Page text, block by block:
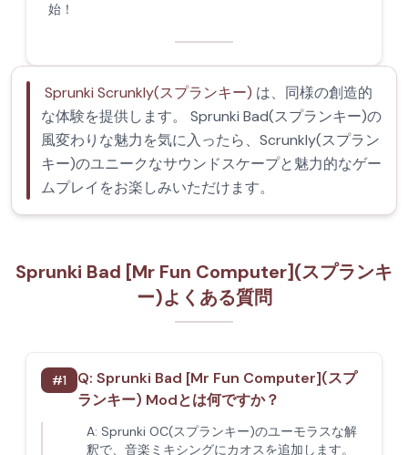
始！
Sprunki Scrunkly(スプランキー) は、同様の創造的
な体験を提供します。 Sprunki Bad(スプランキー)の
風変わりな魅力を気に入ったら、Scrunkly(スプラン
キー)のユニークなサウンドスケープと魅力的なゲー
ムプレイをお楽しみいただけます。
Sprunki Bad [Mr Fun Computer](スプランキ
ー)よくある質問
#1 Q: Sprunki Bad [Mr Fun Computer](スプ
ランキー) Modとは何ですか？
A: Sprunki OC(スプランキー)のユーモラスな解
釈で、音楽ミキシングにカオスを追加します。